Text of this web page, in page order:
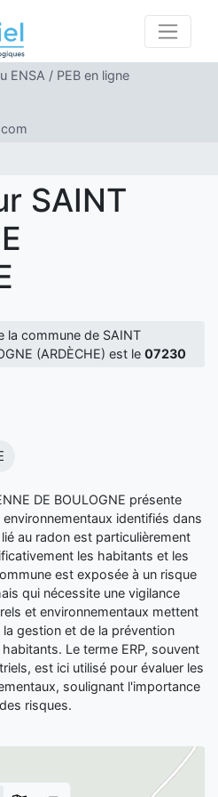
ENSA / PEB en ligne
SAINT
la commune de SAINT
(ARDÈCHE) est le 07230
DE BOULOGNE présente
identifiés dans
au radon est particulièrement
les habitants et les
est exposée à un risque
qui nécessite une vigilance
et environnementaux mettent
gestion et de la prévention
Le terme ERP, souvent
est ici utilisé pour évaluer les
soulignant l'importance
risques.